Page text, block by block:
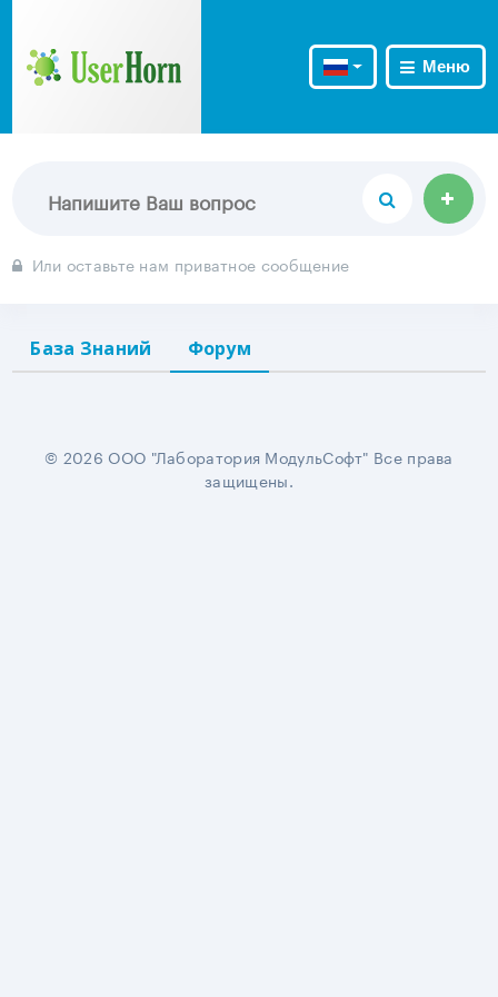
Меню
Или оставьте нам приватное сообщение
База Знаний Форум
© 2026 ООО "Лаборатория МодульСофт" Все права
защищены.